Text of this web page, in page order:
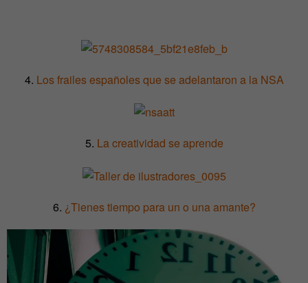
4. Los frailes españoles que se adelantaron a la NSA
5. La creatividad se aprende
6. ¿Tienes tiempo para un o una amante?